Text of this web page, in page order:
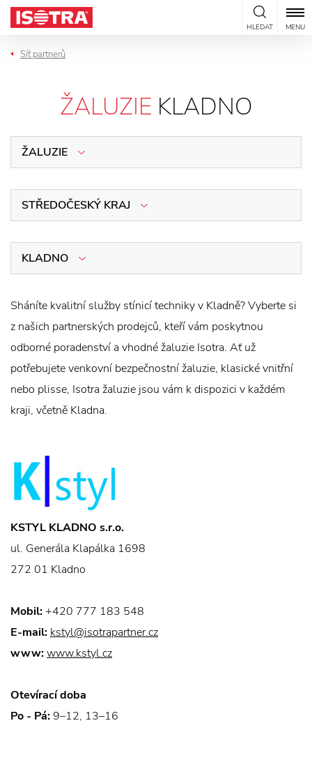
Přeskočit na obsah
HLEDAT MENU
Síť partnerů
ŽALUZIE KLADNO
ŽALUZIE
STŘEDOČESKÝ KRAJ
KLADNO
Sháníte kvalitní služby stínicí techniky v Kladně? Vyberte si
z našich partnerských prodejců, kteří vám poskytnou
odborné poradenství a vhodné žaluzie Isotra. Ať už
potřebujete venkovní bezpečnostní žaluzie, klasické vnitřní
nebo plisse, Isotra žaluzie jsou vám k dispozici v každém
kraji, včetně Kladna.
KSTYL KLADNO s.r.o.
ul. Generála Klapálka 1698
272 01 Kladno
Mobil: +420 777 183 548
E-mail: kstyl@isotrapartner.cz
www:www.kstyl.cz
Otevírací doba
Po - Pá: 9–12, 13–16